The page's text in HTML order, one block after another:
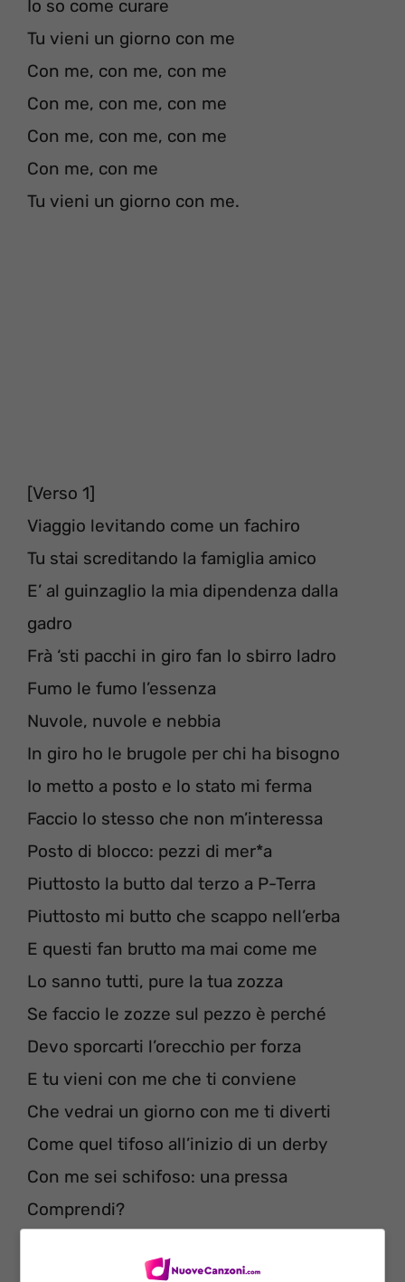
Io so come curare
Tu vieni un giorno con me
Con me, con me, con me
Con me, con me, con me
Con me, con me, con me
Con me, con me
Tu vieni un giorno con me.
[Verso 1]
Viaggio levitando come un fachiro
Tu stai screditando la famiglia amico
E’ al guinzaglio la mia dipendenza dalla
gadro
Frà ‘sti pacchi in giro fan lo sbirro ladro
Fumo le fumo l’essenza
Nuvole, nuvole e nebbia
In giro ho le brugole per chi ha bisogno
Io metto a posto e lo stato mi ferma
Faccio lo stesso che non m’interessa
Posto di blocco: pezzi di mer*a
Piuttosto la butto dal terzo a P-Terra
Piuttosto mi butto che scappo nell’erba
E questi fan brutto ma mai come me
Lo sanno tutti, pure la tua zozza
Se faccio le zozze sul pezzo è perché
Devo sporcarti l’orecchio per forza
E tu vieni con me che ti conviene
Che vedrai un giorno con me ti diverti
Come quel tifoso all’inizio di un derby
Con me sei schifoso: una pressa
Comprendi?